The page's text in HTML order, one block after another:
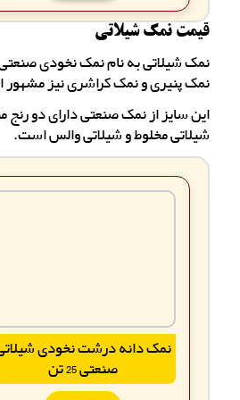
قیمت نمک شیلاتی
نمک شیلاتی به نام نمک نخودی
نمک پنیری و نمک کراشری نیز
این سایز از نمک صنعتی دارای دو رنج
شیلاتی مخلوط و شیلاتی والس است.
نمک دانه درشت نخودی
صنعتی 25 تن